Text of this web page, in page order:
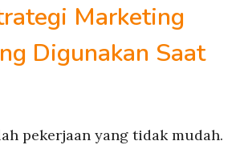
Marketing
Digunakan Saat
pekerjaan yang tidak mudah.